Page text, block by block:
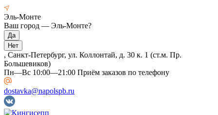
Эль-Монте
Ваш город — Эль-Монте?
, Санкт-Петербург, ул. Коллонтай, д. 30 к. 1 (ст.м. Пр.
Большевиков)
Пн—Вс 10:00—21:00 Приём заказов по телефону
dostavka@napolspb.ru